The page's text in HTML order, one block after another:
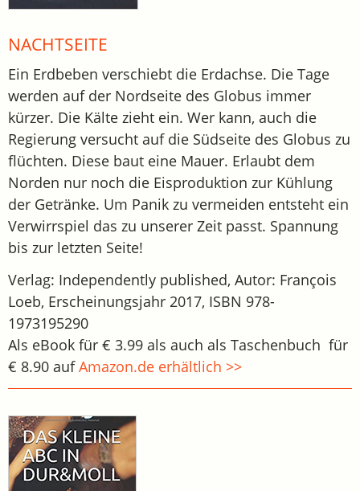
NACHTSEITE
Ein Erdbeben verschiebt die Erdachse. Die Tage
werden auf der Nordseite des Globus immer
kürzer. Die Kälte zieht ein. Wer kann, auch die
Regierung versucht auf die Südseite des Globus zu
flüchten. Diese baut eine Mauer. Erlaubt dem
Norden nur noch die Eisproduktion zur Kühlung
der Getränke. Um Panik zu vermeiden entsteht ein
Verwirrspiel das zu unserer Zeit passt. Spannung
bis zur letzten Seite!
Verlag: Independently published, Autor: François
Loeb, Erscheinungsjahr 2017, ISBN 978-
1973195290
Als eBook für € 3.99 als auch als Taschenbuch für
€ 8.90 aufAmazon.de erhältlich >>